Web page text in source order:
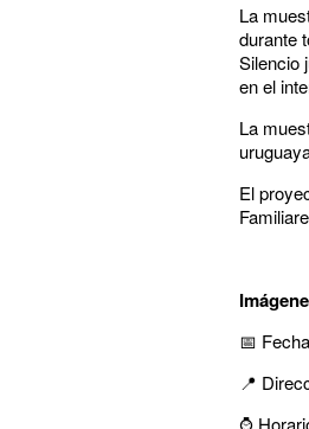
La
durante
Silencio
en el
La
El
📅
📍
⌚